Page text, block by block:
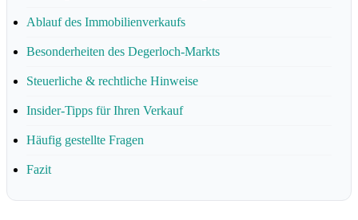
Ablauf des Immobilienverkaufs
Besonderheiten des Degerloch-Markts
Steuerliche & rechtliche Hinweise
Insider-Tipps für Ihren Verkauf
Häufig gestellte Fragen
Fazit